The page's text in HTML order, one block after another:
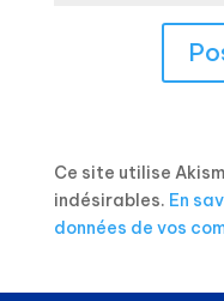
Ce site utilise
indésirables. En
données de vos